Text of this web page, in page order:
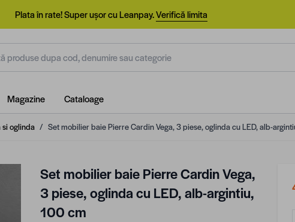
Plata în rate! Super ușor cu Leanpay.Verifică limita
Magazine Cataloage
oglinda / Set mobilier baie Pierre Cardin Vega, 3 piese, oglinda cu LED, alb-
Set mobilier baie Pierre Cardin Vega,
3 piese, oglinda cu LED, alb-argintiu,
100 cm